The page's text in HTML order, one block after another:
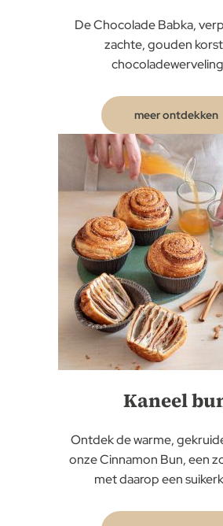
De Chocolade Babka,
zachte, gouden
meer ontdekken
Kaneel
Ontdek de warme,
onze Cinnamon Bun, een
met daarop een